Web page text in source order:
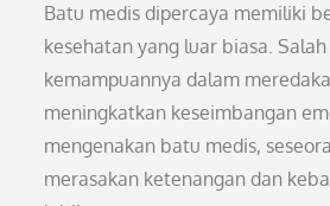
Batu medis dipercaya memiliki
kesehatan yang luar biasa.
kemampuannya dalam
meningkatkan keseimbangan
mengenakan batu medis,
merasakan ketenangan dan